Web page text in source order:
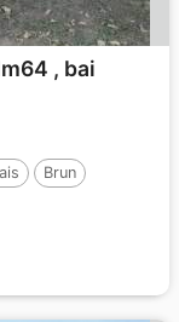
, bai
Brun